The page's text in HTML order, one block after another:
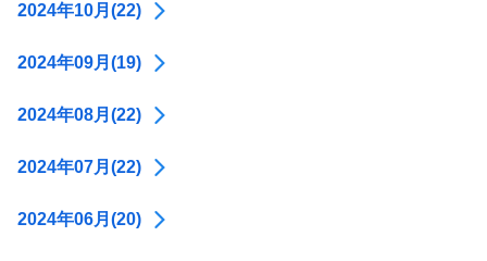
2024年10月(22)
2024年09月(19)
2024年08月(22)
2024年07月(22)
2024年06月(20)